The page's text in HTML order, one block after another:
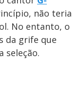
não teria
No entanto, o
da grife que
seleção.